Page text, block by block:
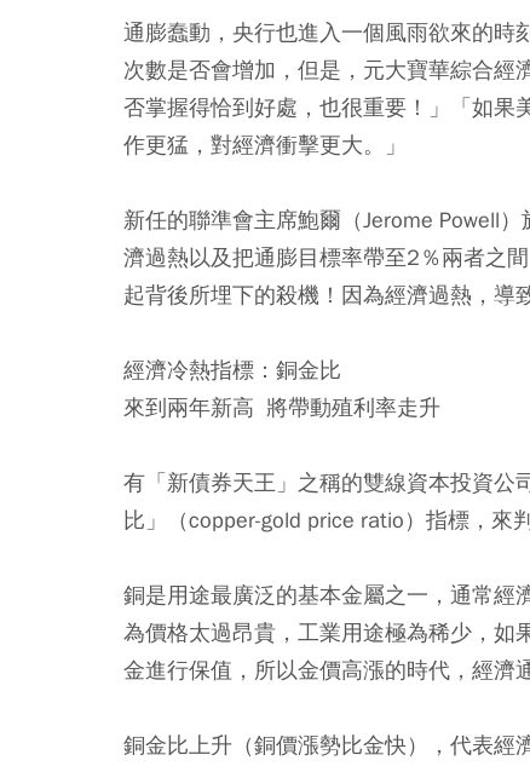
通膨蠢動，央行也進入一個風雨欲來的時
次數是否會增加，但是，元大寶華綜合
否掌握得恰到好處，也很重要！」「如果
作更猛，對經濟衝擊更大。」
新任的聯準會主席鮑爾（Jerome Powell
濟過熱以及把通膨目標率帶至2％兩者之
起背後所埋下的殺機！因為經濟過熱，導
經濟冷熱指標：銅金比
來到兩年新高 將帶動殖利率走升
有「新債券天王」之稱的雙線資本投資公
比」（copper-gold price ratio）指標，來
銅是用途最廣泛的基本金屬之一，通常經
為價格太過昂貴，工業用途極為稀少，如
金進行保值，所以金價高漲的時代，經濟
銅金比上升（銅價漲勢比金快），代表經